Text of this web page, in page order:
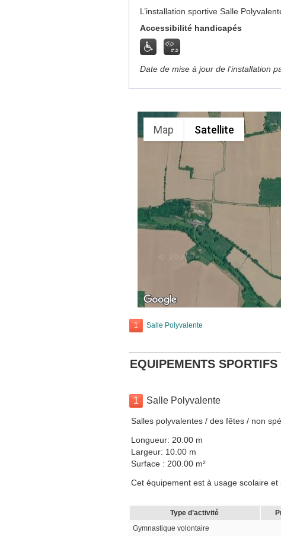
L’installation sportive Salle
Accessibilité handicapés
Date de mise à jour de l’installation
Map Satellite
1 Salle Polyvalente
EQUIPEMENTS SPORTIFS
1 Salle Polyvalente
Salles polyvalentes / des fêtes / non
Longueur: 20.00 m
Largeur: 10.00 m
Surface : 200.00 m²
Cet équipement est à usage scolaire et
Type d’activité
Gymnastique volontaire